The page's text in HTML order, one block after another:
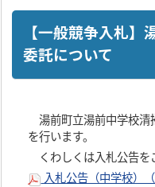
【一般競争入札】
委託について
湯前町立湯前中学校清
を行います。
くわしくは入札公告を
入札公告（中学校）